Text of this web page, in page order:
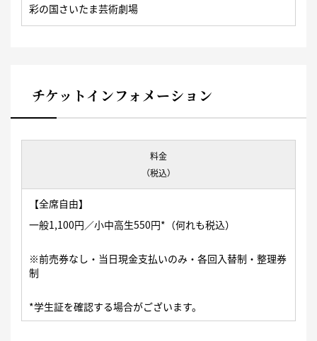
彩の国さいたま芸術劇場
チケットインフォメーション
料金
（税込）
【全席自由】
一般1,100円／小中高生550円*（何れも税込）
※前売券なし・当日現金支払いのみ・各回入替制・整理券
制
*学生証を確認する場合がございます。